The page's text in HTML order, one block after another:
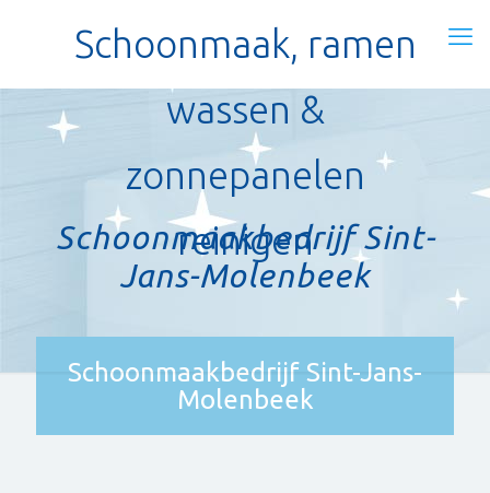
Schoonmaak, ramen
wassen &
zonnepanelen
reinigen
Schoonmaakbedrijf Sint-
Jans-Molenbeek
Schoonmaakbedrijf Sint-Jans-
Molenbeek